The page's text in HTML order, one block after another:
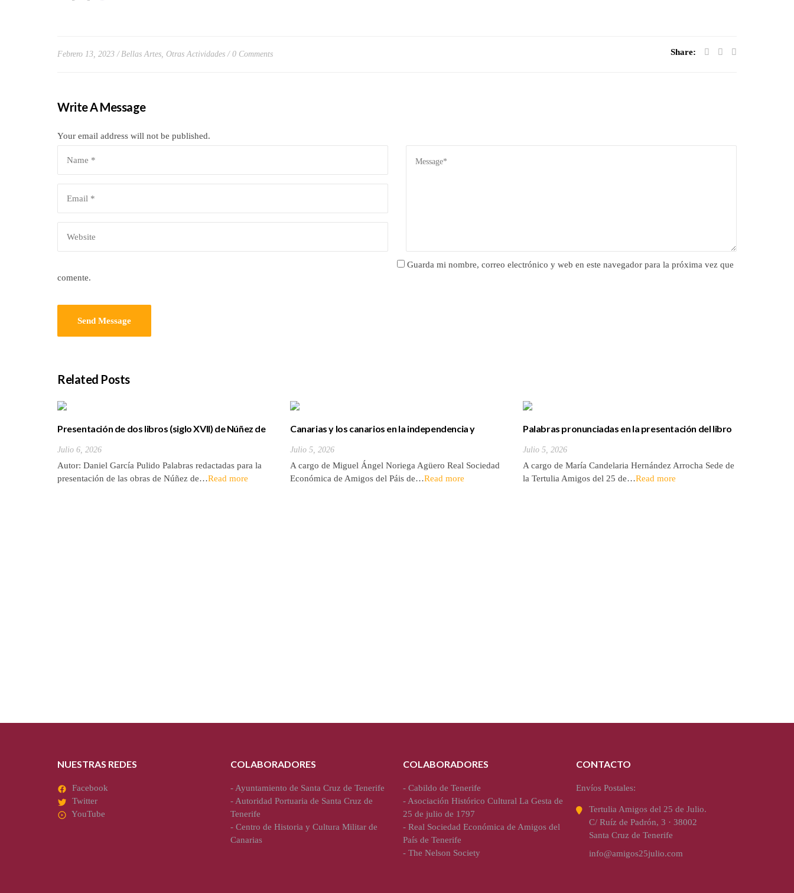
Febrero 13, 2023 Bellas Artes, Otras Actividades 0 Comments Share:
Write A Message
Your email address will not be published.
Guarda mi nombre, correo electrónico y web en este navegador para la próxima vez que
comente.
Related Posts
Presentación de dos libros (siglo XVII) de Núñez de
Islas Canarias
Julio 6, 2026
Autor: Daniel García Pulido Palabras redactadas para la
presentación de las obras de Núñez de…Read more
Canarias y los canarios en la independencia y
Julio 5, 2026
A cargo de Miguel Ángel Noriega Agüero Real Sociedad
Económica de Amigos del Páis de…Read more
Palabras pronunciadas en la presentación del libro
de un tinerfeño entre los Últimos de Filipinas»…»
Julio 5, 2026
A cargo de María Candelaria Hernández Arrocha Sede de
la Tertulia Amigos del 25 de…Read more
NUESTRAS REDES
Facebook
Twitter
YouTube
COLABORADORES
- Ayuntamiento de Santa Cruz de Tenerife
- Autoridad Portuaria de Santa Cruz de
Tenerife
- Centro de Historia y Cultura Militar de
Canarias
COLABORADORES
- Cabildo de Tenerife
- Asociación Histórico Cultural La Gesta de
25 de julio de 1797
- Real Sociedad Económica de Amigos del
País de Tenerife
- The Nelson Society
CONTACTO
Envíos Postales:
Tertulia Amigos del 25 de Julio.
C/ Ruíz de Padrón, 3 · 38002
Santa Cruz de Tenerife
info@amigos25julio.com